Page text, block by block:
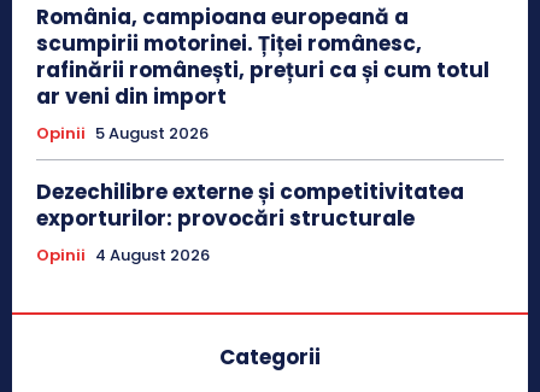
România, campioana europeană a
scumpirii motorinei. Țiței românesc,
rafinării românești, prețuri ca și cum totul
ar veni din import
Opinii 5 August 2026
Dezechilibre externe și competitivitatea
exporturilor: provocări structurale
Opinii 4 August 2026
Categorii